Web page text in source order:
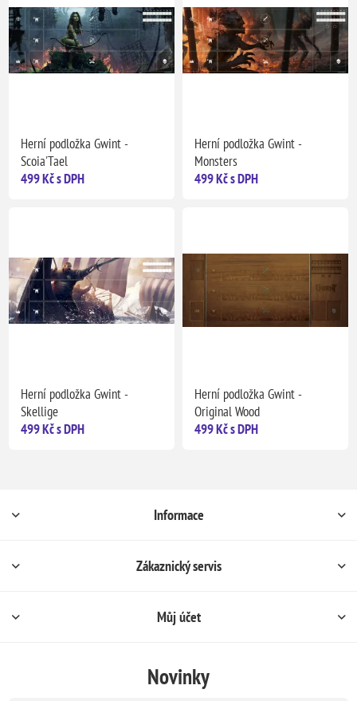
Herní podložka Gwint -
Scoia'Tael
499 Kč s DPH
Herní podložka Gwint -
Monsters
499 Kč s DPH
Herní podložka Gwint -
Skellige
499 Kč s DPH
Herní podložka Gwint -
Original Wood
499 Kč s DPH
Informace
Zákaznický servis
Můj účet
Novinky